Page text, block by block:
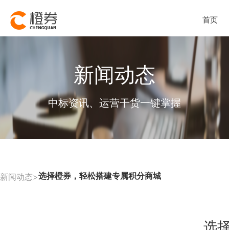
首页
新闻动态
中标资讯、运营干货一键掌握
新闻动态>选择橙券，轻松搭建专属积分商城
选